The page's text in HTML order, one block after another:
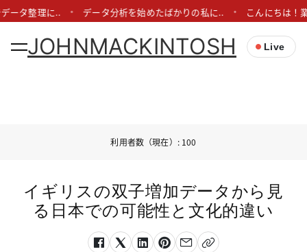
ータ整理に.. データ分析を始めたばかりの私に.. こんにちは！
JOHNMACKINTOSH Live
利用者数（現在）: 100
イギリスの双子増加データから見
る日本での可能性と文化的違い